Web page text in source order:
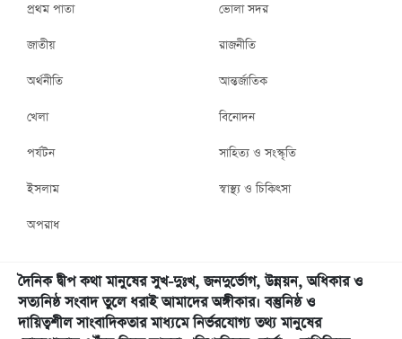
প্রথম পাতা ভোলা সদর
জাতীয় রাজনীতি
অর্থনীতি আন্তর্জাতিক
খেলা বিনোদন
পর্যটন সাহিত্য ও সংস্কৃতি
ইসলাম স্বাস্থ্য ও চিকিৎসা
অপরাধ
দৈনিক দ্বীপ কথা মানুষের সুখ-দুঃখ, জনদুর্ভোগ, উন্নয়ন, অধিকার ও
সত্যনিষ্ঠ সংবাদ তুলে ধরাই আমাদের অঙ্গীকার। বস্তুনিষ্ঠ ও
দায়িত্বশীল সাংবাদিকতার মাধ্যমে নির্ভরযোগ্য তথ্য মানুষের